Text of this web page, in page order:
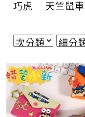
巧虎 天竺鼠